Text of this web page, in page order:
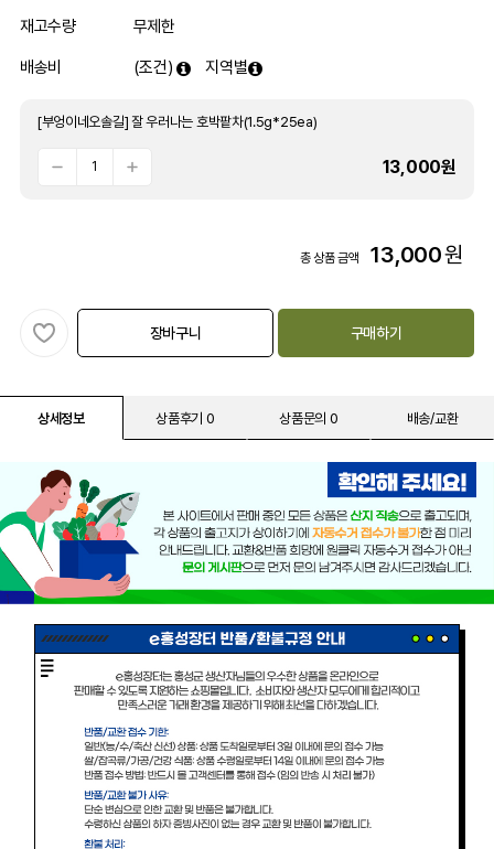
재고수량 무제한
배송비 (조건) 지역별
[부엉이네오솔길] 잘 우러나는 호박팥차(1.5g*25ea)
13,000원
총 상품 금액 13,000원
장바구니 구매하기
상세정보 상품후기 0 상품문의 0 배송/교환